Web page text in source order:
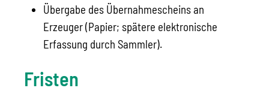
Übergabe des Übernahmescheins an
Erzeuger (Papier; spätere elektronische
Erfassung durch Sammler).
Fristen